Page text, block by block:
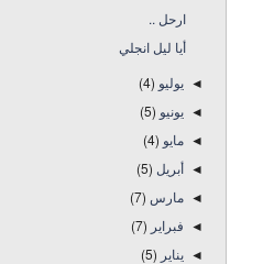
ارحل ..
أيا ليل انجلي
◄يوليو (4)
◄يونيو (5)
◄مايو (4)
◄ أبريل (5)
◄مارس (7)
◄ فبراير (7)
◄يناير (5)